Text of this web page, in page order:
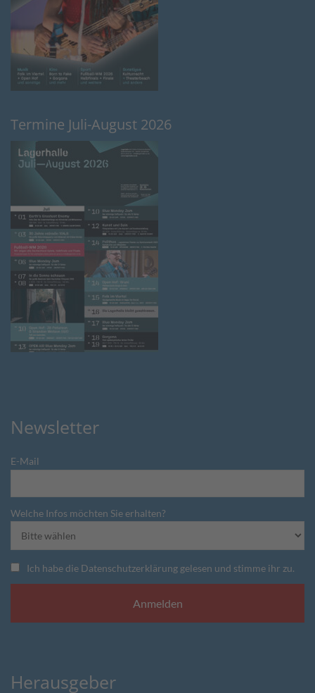
Termine Juli-August 2026
Newsletter
E-Mail
Welche Infos möchten Sie erhalten?
Ich habe die Datenschutzerklärung gelesen und stimme ihr zu.
Herausgeber